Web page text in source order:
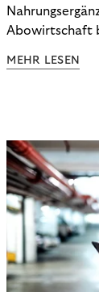
Abowirtschaft
wünschen. Sie
entdeckt. Und
sich. Doch was genau können Sie tun, um
Abozahlungen
MEHR LESEN